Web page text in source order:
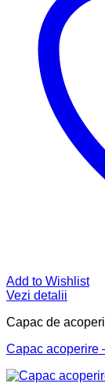
Add to Wishlist
Vezi detalii
Capac de
Capac acoperire